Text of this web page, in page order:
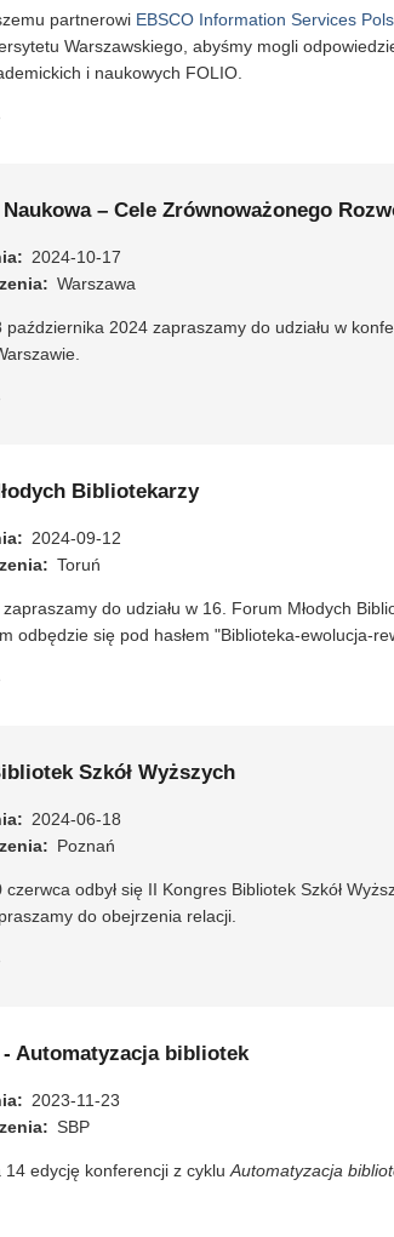
partnerowi EBSCO Information Services
Warszawskiego, abyśmy mogli
i naukowych FOLIO.
– Cele Zrównoważonego
2024-10-17
Warszawa
2024 zapraszamy do udziału w
Bibliotekarzy
2024-09-12
Toruń
do udziału w 16. Forum Młodych
odbędzie się pod hasłem "Biblioteka-ewolucja-
Szkół Wyższych
2024-06-18
Poznań
odbył się II Kongres Bibliotek Szkół
do obejrzenia relacji.
Automatyzacja bibliotek
2023-11-23
SBP
edycję konferencji z cyklu Automatyzacja